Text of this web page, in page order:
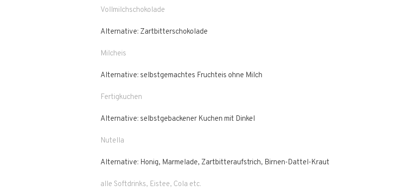
Vollmilchschokolade
Alternative: Zartbitterschokolade
Milcheis
Alternative: selbstgemachtes Fruchteis ohne Milch
Fertigkuchen
Alternative: selbstgebackener Kuchen mit Dinkel
Nutella
Alternative: Honig, Marmelade, Zartbitteraufstrich, Birnen-Dattel-Kraut
alle Softdrinks, Eistee, Cola etc.